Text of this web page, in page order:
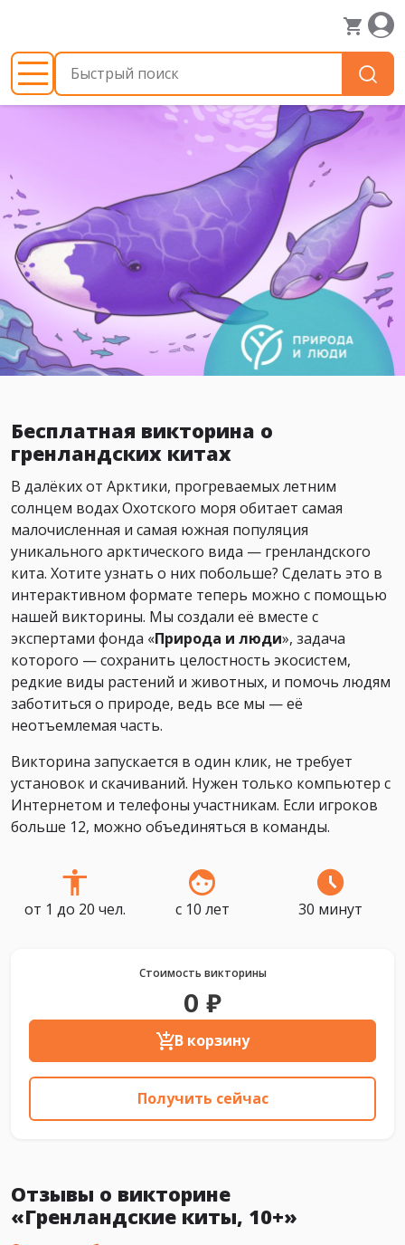
Бесплатная викторина о
гренландских китах
В далёких от Арктики, прогреваемых летним
солнцем водах Охотского моря обитает самая
малочисленная и самая южная популяция
уникального арктического вида — гренландского
кита. Хотите узнать о них побольше? Сделать это в
интерактивном формате теперь можно с помощью
нашей викторины. Мы создали её вместе с
экспертами фонда «Природа и люди», задача
которого — сохранить целостность экосистем,
редкие виды растений и животных, и помочь людям
заботиться о природе, ведь все мы — её
неотъемлемая часть.
Викторина запускается в один клик, не требует
установок и скачиваний. Нужен только компьютер с
Интернетом и телефоны участникам. Если игроков
больше 12, можно объединяться в команды.
от 1 до 20 чел. с 10 лет 30 минут
Стоимость викторины
0 ₽
В корзину
Получить сейчас
Отзывы о викторине
«Гренландские киты, 10+»